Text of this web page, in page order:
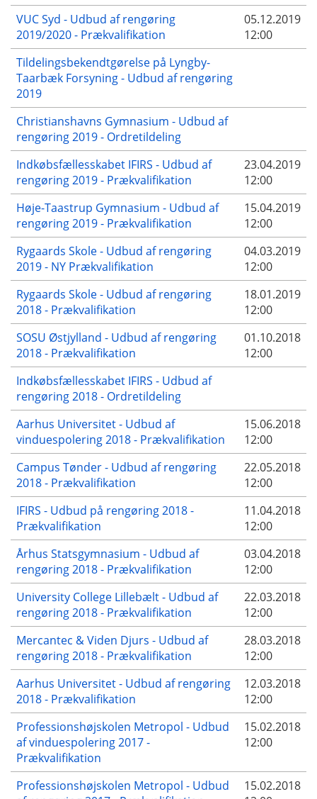
VUC Syd - Udbud af rengøring
2019/2020 - Prækvalifikation
05.12.2019
12:00
Tildelingsbekendtgørelse på Lyngby-
Taarbæk Forsyning - Udbud af rengøring
2019
Christianshavns Gymnasium - Udbud af
rengøring 2019 - Ordretildeling
Indkøbsfællesskabet IFIRS - Udbud af
rengøring 2019 - Prækvalifikation
23.04.2019
12:00
Høje-Taastrup Gymnasium - Udbud af
rengøring 2019 - Prækvalifikation
15.04.2019
12:00
Rygaards Skole - Udbud af rengøring
2019 - NY Prækvalifikation
04.03.2019
12:00
Rygaards Skole - Udbud af rengøring
2018 - Prækvalifikation
18.01.2019
12:00
SOSU Østjylland - Udbud af rengøring
2018 - Prækvalifikation
01.10.2018
12:00
Indkøbsfællesskabet IFIRS - Udbud af
rengøring 2018 - Ordretildeling
Aarhus Universitet - Udbud af
vinduespolering 2018 - Prækvalifikation
15.06.2018
12:00
Campus Tønder - Udbud af rengøring
2018 - Prækvalifikation
22.05.2018
12:00
IFIRS - Udbud på rengøring 2018 -
Prækvalifikation
11.04.2018
12:00
Århus Statsgymnasium - Udbud af
rengøring 2018 - Prækvalifikation
03.04.2018
12:00
University College Lillebælt - Udbud af
rengøring 2018 - Prækvalifikation
22.03.2018
12:00
Mercantec & Viden Djurs - Udbud af
rengøring 2018 - Prækvalifikation
28.03.2018
12:00
Aarhus Universitet - Udbud af rengøring
2018 - Prækvalifikation
12.03.2018
12:00
Professionshøjskolen Metropol - Udbud
af vinduespolering 2017 -
Prækvalifikation
15.02.2018
12:00
Professionshøjskolen Metropol - Udbud
15.02.2018